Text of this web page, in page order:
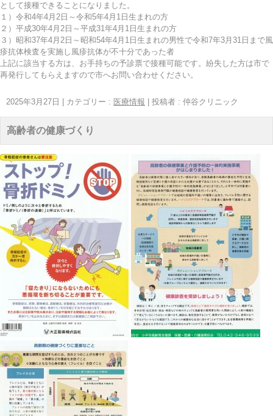
として接種できることになりました。
１）令和4年4月2日～令和5年4月1日生まれの方
２）平成30年4月2日～平成31年4月1日生まれの方
３）昭和37年4月2日～昭和54年4月1日生まれの男性で令和7年3月31日まで風
疹抗体検査を実施し風疹抗体が不十分であった者
上記に該当する方は、お手持ちの予診票で接種可能です。紛失した方は市で
再発行してもらえますので市へお問い合わせください。
2025年3月27日 カテゴリー : 医療情報 投稿者 : 仲谷クリニック
高齢者の健康づくり